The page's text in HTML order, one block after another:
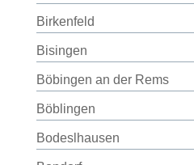
Birkenfeld
Bisingen
Böbingen an der Rems
Böblingen
Bodeslhausen